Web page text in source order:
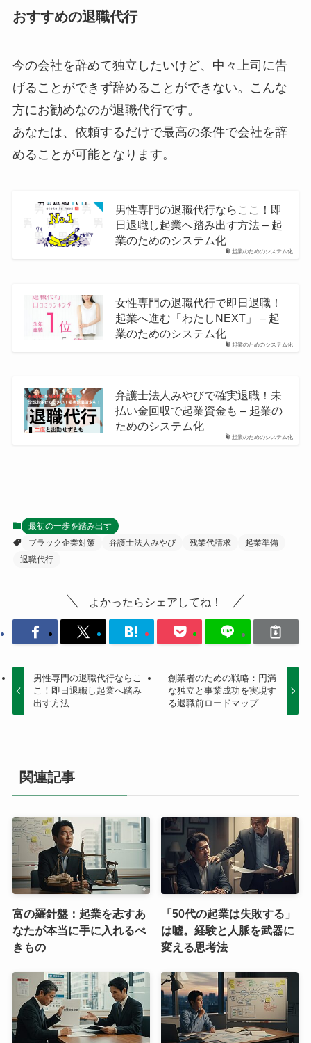
おすすめの退職代行
今の会社を辞めて独立したいけど、中々上司に告
げることができず辞めることができない。こんな
方にお勧めなのが退職代行です。
あなたは、依頼するだけで最高の条件で会社を辞
めることが可能となります。
起業のためのシステム化
男性専門の退職代行ならここ！即
日退職し起業へ踏み出す方法 – 起
業のためのシステム化
起業のためのシステム化
女性専門の退職代行で即日退職！
起業へ進む「わたしNEXT」 – 起
業のためのシステム化
起業のためのシステム化
弁護士法人みやびで確実退職！未
払い金回収で起業資金も – 起業の
ためのシステム化
最初の一歩を踏み出す
ブラック企業対策
弁護士法人みやび 残業代請求
起業準備
退職代行
よかったらシェアしてね！
男性専門の退職代行ならこ
こ！即日退職し起業へ踏み
出す方法
創業者のための戦略：円満
な独立と事業成功を実現す
る退職前ロードマップ
関連記事
富の羅針盤：起業を志すあ
なたが本当に手に入れるべ
きもの
「50代の起業は失敗する」
は嘘。経験と人脈を武器に
変える思考法